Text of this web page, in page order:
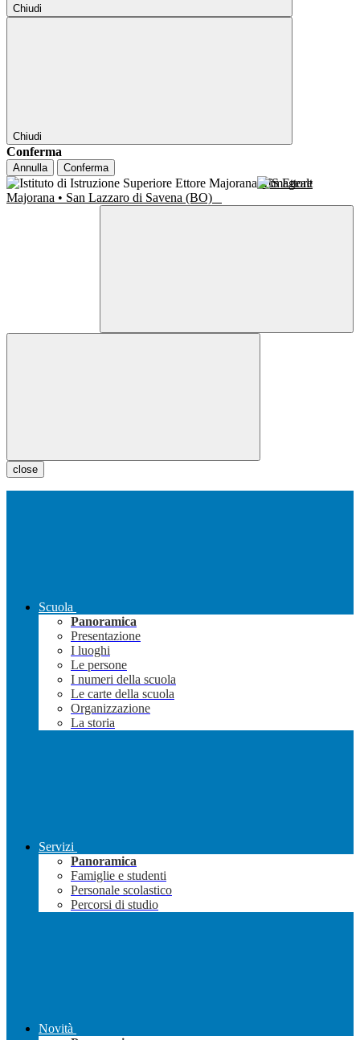
Chiudi
Chiudi
Conferma
Annulla Conferma
IIS Ettore
Majorana • San Lazzaro di Savena (BO)
close
Scuola
Panoramica
Presentazione
I luoghi
Le persone
I numeri della scuola
Le carte della scuola
Organizzazione
La storia
Servizi
Panoramica
Famiglie e studenti
Personale scolastico
Percorsi di studio
Novità